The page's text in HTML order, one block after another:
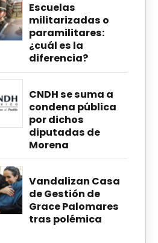
Escuelas
militarizadas o
paramilitares:
¿cuál es la
diferencia?
CNDH se suma a
condena pública
por dichos
diputadas de
Morena
Vandalizan Casa
de Gestión de
Grace Palomares
tras polémica